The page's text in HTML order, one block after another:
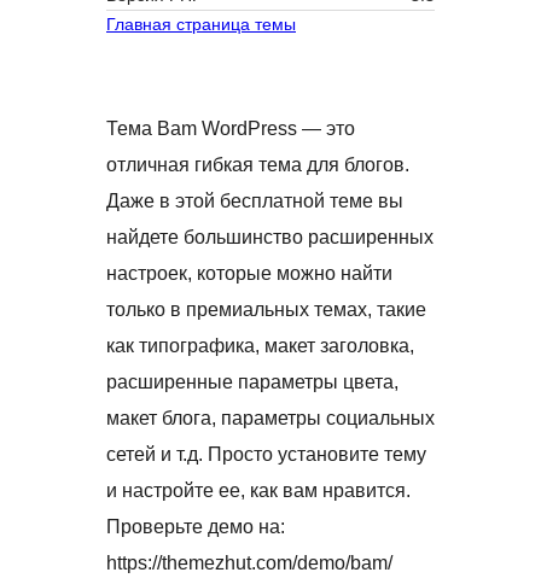
Главная страница темы
Тема Bam WordPress — это
отличная гибкая тема для блогов.
Даже в этой бесплатной теме вы
найдете большинство расширенных
настроек, которые можно найти
только в премиальных темах, такие
как типографика, макет заголовка,
расширенные параметры цвета,
макет блога, параметры социальных
сетей и т.д. Просто установите тему
и настройте ее, как вам нравится.
Проверьте демо на:
https://themezhut.com/demo/bam/